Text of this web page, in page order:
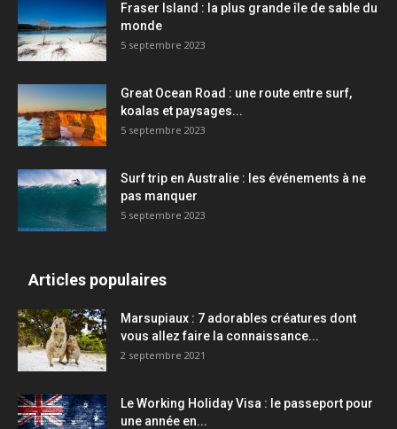
Fraser Island : la plus grande île de sable du
monde
5 septembre 2023
Great Ocean Road : une route entre surf,
koalas et paysages...
5 septembre 2023
Surf trip en Australie : les événements à ne
pas manquer
5 septembre 2023
Articles populaires
Marsupiaux : 7 adorables créatures dont
vous allez faire la connaissance...
2 septembre 2021
Le Working Holiday Visa : le passeport pour
une année en...